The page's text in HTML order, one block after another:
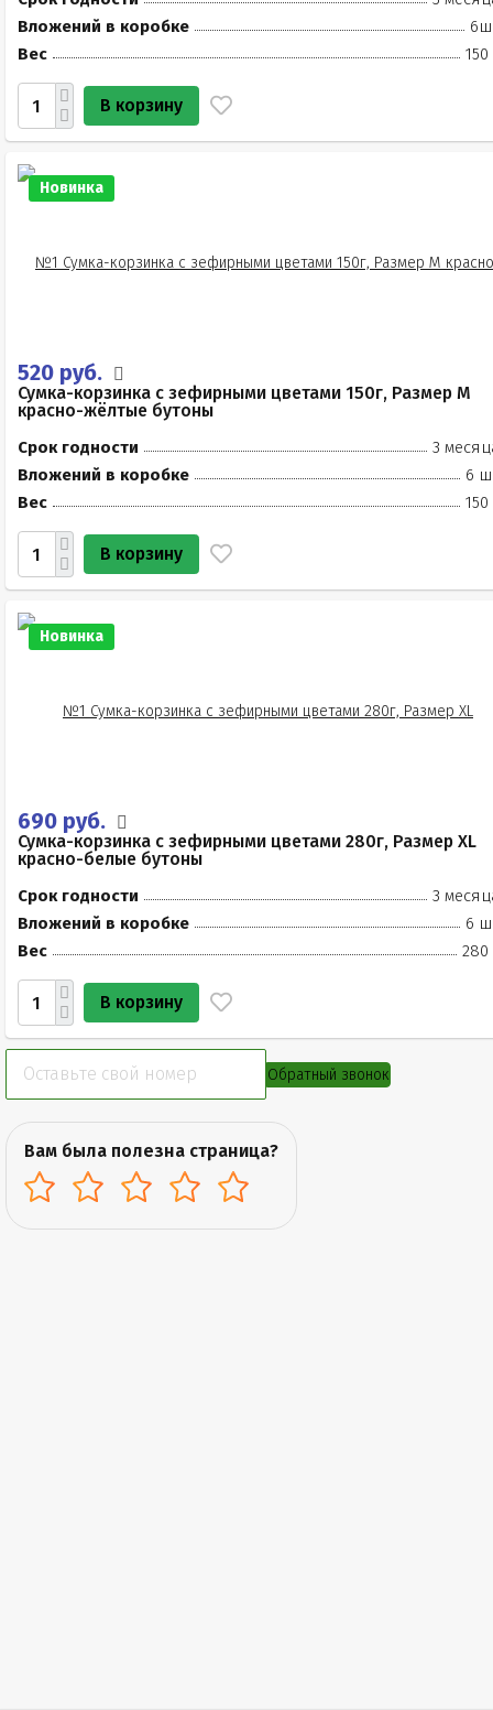
Вложений в коробке
Вес
150
В корзину
Новинка
520 руб.
Сумка-корзинка с зефирными цветами 150г, Размер М
красно-жёлтые бутоны
Срок годности
3
Вложений в коробке
6
Вес
150
В корзину
Новинка
690 руб.
Сумка-корзинка с зефирными цветами 280г, Размер XL
красно-белые бутоны
Срок годности
3
Вложений в коробке
6
Вес
280
В корзину
Обратный звонок
Вам была полезна страница?